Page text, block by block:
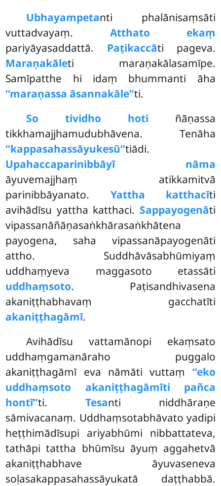
Ubhayampetanti phalānisaṃsāti
vuttadvayaṃ. Atthato ekaṃ
pariyāyasaddattā. Paṭikaccāti pageva.
Maraṇakāleti maraṇakālasamīpe.
Samīpatthe hi idaṃ bhummanti āha
‘‘maraṇassa āsannakāle’’ti.
So tividho hoti ñāṇassa
tikkhamajjhamudubhāvena. Tenāha
‘‘kappasahassāyukesū’’tiādi.
Upahaccaparinibbāyī nāma
āyuvemajjhaṃ atikkamitvā
parinibbāyanato. Yattha katthacīti
avihādīsu yattha katthaci. Sappayogenāti
vipassanāñāṇasaṅkhārasaṅkhātena
payogena, saha vipassanāpayogenāti
attho. Suddhāvāsabhūmiyaṃ
uddhaṃyeva maggasoto etassāti
uddhaṃsoto. Paṭisandhivasena
akaniṭṭhabhavaṃ gacchatīti
akaniṭṭhagāmī.
Avihādīsu vattamānopi ekaṃsato
uddhaṃgamanāraho puggalo
akaniṭṭhagāmī eva nāmāti vuttaṃ ‘‘eko
uddhaṃsoto akaniṭṭhagāmīti pañca
hontī’’ti. Tesanti niddhāraṇe
sāmivacanaṃ. Uddhaṃsotabhāvato yadipi
heṭṭhimādīsupi ariyabhūmi nibbattateva,
tathāpi tattha bhūmīsu āyuṃ aggahetvā
akaniṭṭhabhave āyuvaseneva
soḷasakappasahassāyukatā daṭṭhabbā.